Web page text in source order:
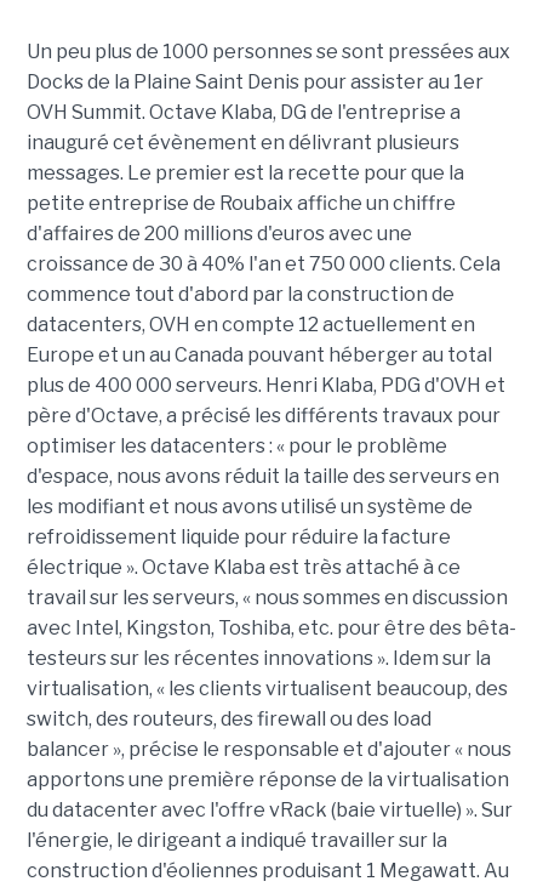
Un peu plus de 1000 personnes se sont pressées aux
Docks de la Plaine Saint Denis pour assister au 1er
OVH Summit. Octave Klaba, DG de l'entreprise a
inauguré cet évènement en délivrant plusieurs
messages. Le premier est la recette pour que la
petite entreprise de Roubaix affiche un chiffre
d'affaires de 200 millions d'euros avec une
croissance de 30 à 40% l'an et 750 000 clients. Cela
commence tout d'abord par la construction de
datacenters, OVH en compte 12 actuellement en
Europe et un au Canada pouvant héberger au total
plus de 400 000 serveurs. Henri Klaba, PDG d'OVH et
père d'Octave, a précisé les différents travaux pour
optimiser les datacenters : « pour le problème
d'espace, nous avons réduit la taille des serveurs en
les modifiant et nous avons utilisé un système de
refroidissement liquide pour réduire la facture
électrique ». Octave Klaba est très attaché à ce
travail sur les serveurs, « nous sommes en discussion
avec Intel, Kingston, Toshiba, etc. pour être des bêta-
testeurs sur les récentes innovations ». Idem sur la
virtualisation, « les clients virtualisent beaucoup, des
switch, des routeurs, des firewall ou des load
balancer », précise le responsable et d'ajouter « nous
apportons une première réponse de la virtualisation
du datacenter avec l'offre vRack (baie virtuelle) ». Sur
l'énergie, le dirigeant a indiqué travailler sur la
construction d'éoliennes produisant 1 Megawatt. Au